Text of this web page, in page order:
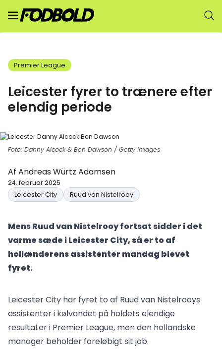
Premier League
Leicester fyrer to trænere efter
elendig periode
Foto: Danny Alcock & Ben Dawson / Getty Images
Af Andreas Würtz Adamsen
24. februar 2025
Leicester City
Ruud van Nistelrooy
Mens Ruud van Nistelrooy fortsat sidder i det
varme sæde i Leicester City, så er to af
hollænderens assistenter mandag blevet
fyret.
Leicester City har fyret to af Ruud van Nistelrooys
assistenter i kølvandet på holdets elendige
resultater i Premier League, men den hollandske
manager beholder foreløbigt sit job.